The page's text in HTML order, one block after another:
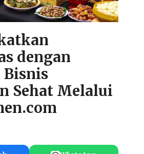
dengan
Bisnis
Sehat Melalui